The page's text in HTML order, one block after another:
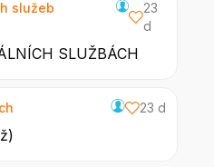
služeb
23
d
SLUŽBÁCH
23 d